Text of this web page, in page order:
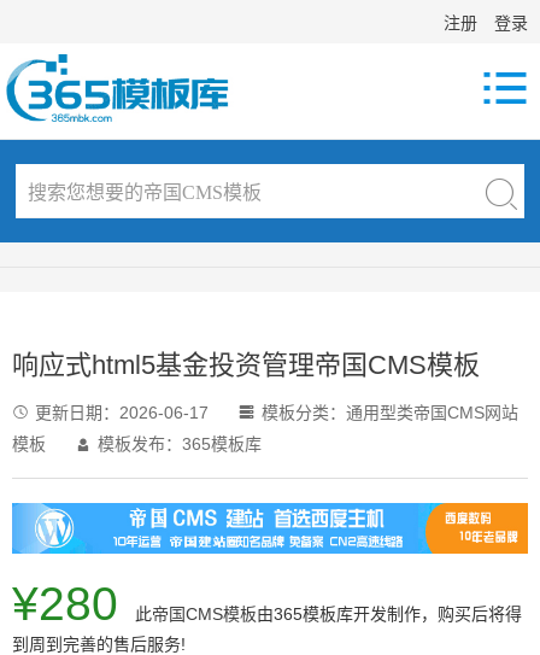
注册 登录

响应式html5基金投资管理帝国CMS模板
 更新日期： 2026-06-17  模板分类： 通用型类帝国CMS网站
模板
 模板发布：365模板库
¥280 此帝国CMS模板由365模板库开发制作，购买后将得
到周到完善的售后服务!